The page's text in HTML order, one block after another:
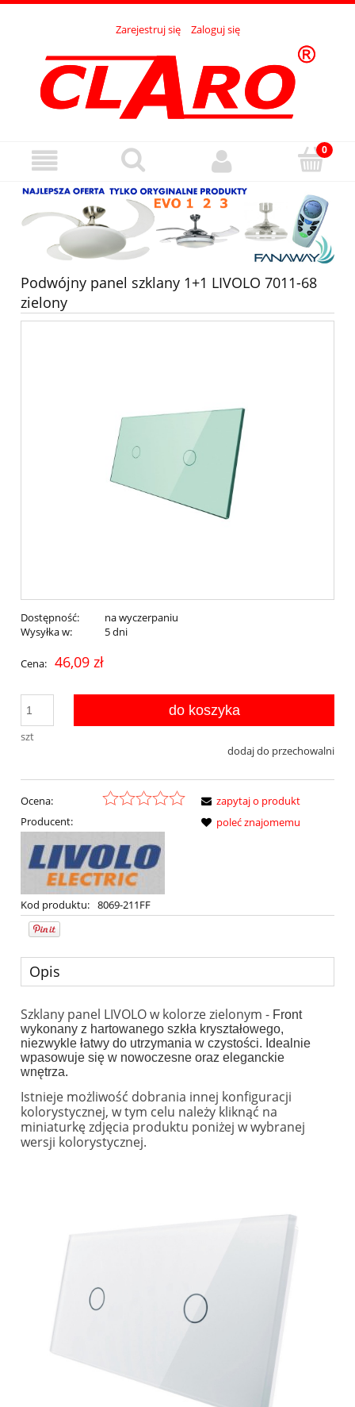
Zarejestruj się Zaloguj się
Podwójny panel szklany 1+1 LIVOLO 7011-68
zielony
Dostępność:
na wyczerpaniu
Wysyłka w:
5 dni
Cena: 46,09 zł
szt
do koszyka
dodaj do przechowalni
Ocena:
Producent:
Kod produktu: 8069-211FF
zapytaj o produkt
poleć znajomemu
Opis
Szklany panel LIVOLO w kolorze zielonym - Front
wykonany z hartowanego szkła kryształowego,
niezwykle łatwy do utrzymania w czystości. Idealnie
wpasowuje się w nowoczesne oraz eleganckie
wnętrza.
Istnieje możliwość dobrania innej konfiguracji
kolorystycznej, w tym celu należy kliknąć na
miniaturkę zdjęcia produktu poniżej w wybranej
wersji kolorystycznej.